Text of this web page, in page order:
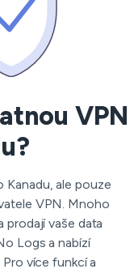
VPN
ale pouze
VPN. Mnoho
prodají vaše data
Logs a nabízí
více funkcí a